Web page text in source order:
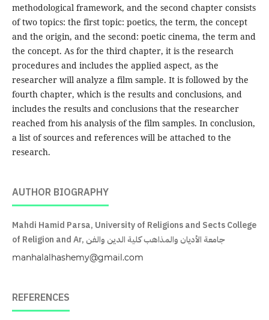
methodological framework, and the second chapter consists
of two topics: the first topic: poetics, the term, the concept
and the origin, and the second: poetic cinema, the term and
the concept. As for the third chapter, it is the research
procedures and includes the applied aspect, as the
researcher will analyze a film sample. It is followed by the
fourth chapter, which is the results and conclusions, and
includes the results and conclusions that the researcher
reached from his analysis of the film samples. In conclusion,
a list of sources and references will be attached to the
research.
AUTHOR BIOGRAPHY
Mahdi Hamid Parsa, University of Religions and Sects College
of Religion and Ar, جامعة الأديان والمذاهب كلية الدین والفن
manhalalhashemy@gmail.com
REFERENCES